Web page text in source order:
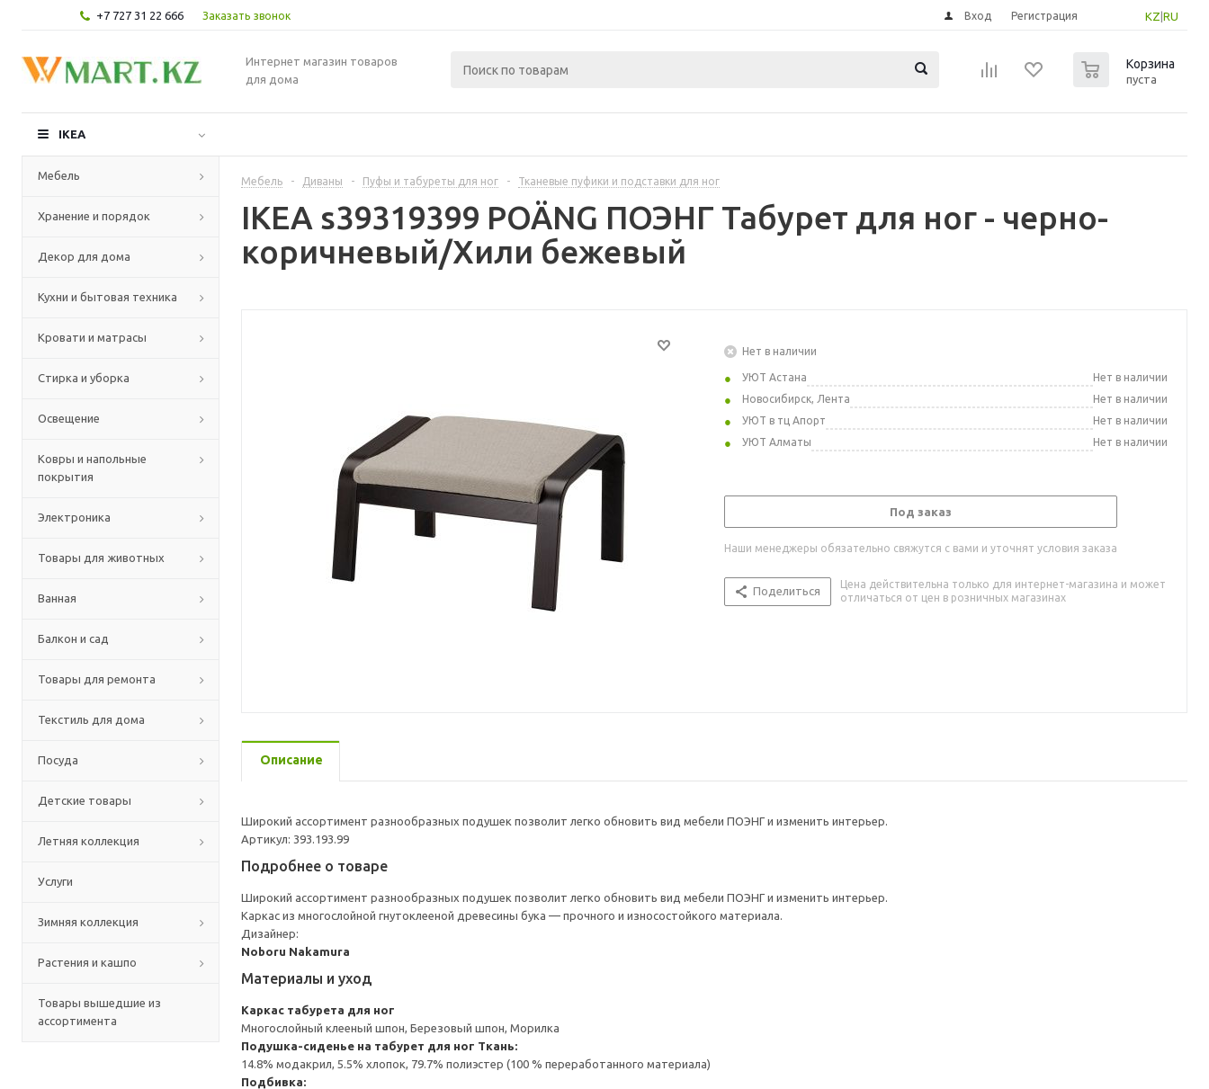
+7 727 31 22 666 Заказать звонок KZ RU
Вход Регистрация
Интернет магазин товаров
для дома
Корзина
пуста
IKEA
Мебель
Хранение и порядок
Декор для дома
Кухни и бытовая техника
Кровати и матрасы
Стирка и уборка
Освещение
Ковры и напольные
покрытия
Электроника
Товары для животных
Ванная
Балкон и сад
Товары для ремонта
Текстиль для дома
Посуда
Детские товары
Летняя коллекция
Услуги
Зимняя коллекция
Растения и кашпо
Товары вышедшие из
ассортимента
Мебель - Диваны - Пуфы и табуреты для ног - Тканевые пуфики и подставки для ног
IKEA s39319399 POÄNG ПОЭНГ Табурет для ног - черно-
коричневый/Хили бежевый
Нет в наличии
УЮТ Астана
Нет в наличии
Новосибирск, Лента
Нет в наличии
УЮТ в тц Апорт
Нет в наличии
УЮТ Алматы
Нет в наличии
Под заказ
Наши менеджеры обязательно свяжутся с вами и уточнят условия заказа
Поделиться
Цена действительна только для интернет-магазина и может
отличаться от цен в розничных магазинах
Описание
Широкий ассортимент разнообразных подушек позволит легко обновить вид мебели ПОЭНГ и изменить интерьер.
Артикул: 393.193.99
Подробнее о товаре
Широкий ассортимент разнообразных подушек позволит легко обновить вид мебели ПОЭНГ и изменить интерьер.
Каркас из многослойной гнутоклееной древесины бука — прочного и износостойкого материала.
Дизайнер:
Noboru Nakamura
Материалы и уход
Каркас табурета для ног
Многослойный клееный шпон, Березовый шпон, Морилка
Подушка-сиденье на табурет для ног Ткань:
14.8% модакрил, 5.5% хлопок, 79.7% полиэстер (100 % переработанного материала)
Подбивка: